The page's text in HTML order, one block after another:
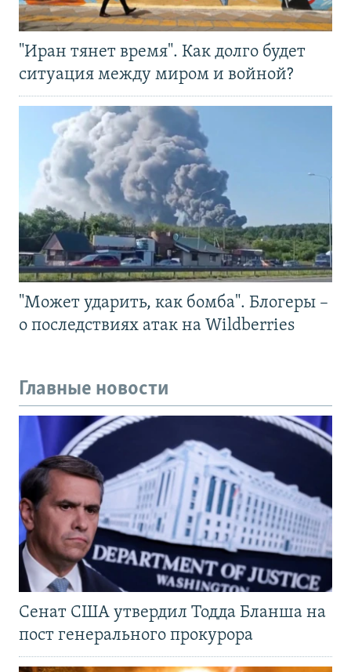
"Иран тянет время". Как долго будет
ситуация между миром и войной?
"Может ударить, как бомба". Блогеры –
о последствиях атак на Wildberries
Главные новости
Сенат США утвердил Тодда Бланша на
пост генерального прокурора